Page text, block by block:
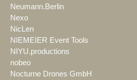
Neumann.Berlin
Nexo
NicLen
NIEMEIER Event Tools
NIYU.productions
nobeo
Nocturne Drones GmbH